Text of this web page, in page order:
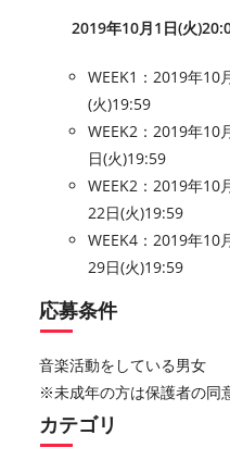
2019年10月1日(火
WEEK1：2019年10
(火)19:59
WEEK2：2019年10
日(火)19:59
WEEK2：2019年10
22日(火)19:59
WEEK4：2019年10
29日(火)19:59
応募条件
音楽活動をしている男女
※未成年の方は保護者の同
カテゴリ